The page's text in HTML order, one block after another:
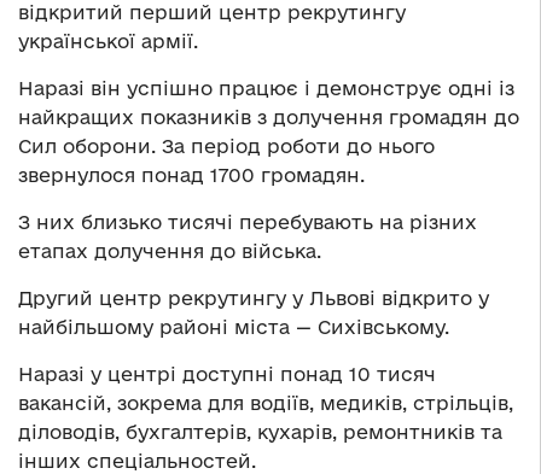
відкритий перший центр рекрутингу
української армії.
Наразі він успішно працює і демонструє одні із
найкращих показників з долучення громадян до
Сил оборони. За період роботи до нього
звернулося понад 1700 громадян.
З них близько тисячі перебувають на різних
етапах долучення до війська.
Другий центр рекрутингу у Львові відкрито у
найбільшому районі міста — Сихівському.
Наразі у центрі доступні понад 10 тисяч
вакансій, зокрема для водіїв, медиків, стрільців,
діловодів, бухгалтерів, кухарів, ремонтників та
інших спеціальностей.